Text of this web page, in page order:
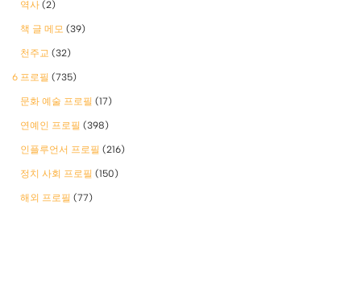
역사 (2)
책 글 메모 (39)
천주교 (32)
6 프로필 (735)
문화 예술 프로필 (17)
연예인 프로필 (398)
인플루언서 프로필 (216)
정치 사회 프로필 (150)
해외 프로필 (77)